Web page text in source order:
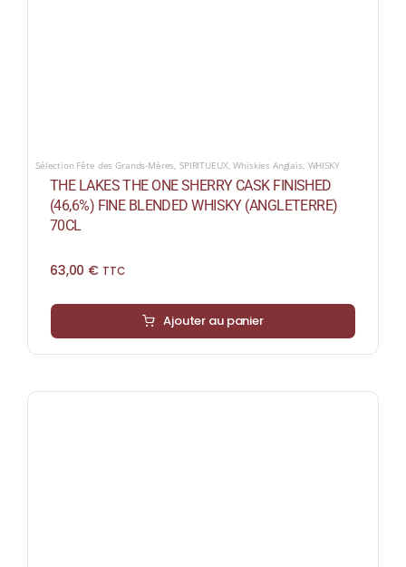
Sélection Fête des Grands-Mères ,SPIRITUEUX ,Whiskies Anglais WHISKY
THE LAKES THE ONE SHERRY CASK FINISHED
(46,6%) FINE BLENDED WHISKY (ANGLETERRE)
70CL
63,00 € TTC
Ajouter au panier